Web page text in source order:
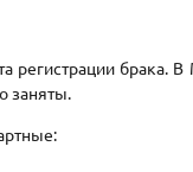
регистрации
заняты.